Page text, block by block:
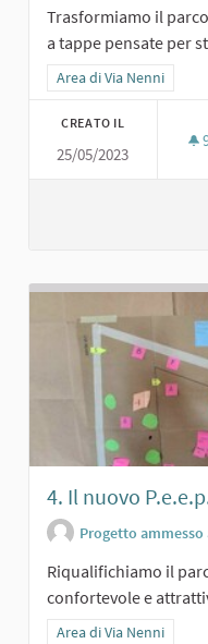
Trasformiamo il
a tappe pensate per
Filtra i risultati per
Area di Via Nenni
CREATO IL
25/05/2023
4. Il nuovo
Progetto
Riqualifichiamo il
confortevole e
Filtra i risultati per
Area di Via Nenni